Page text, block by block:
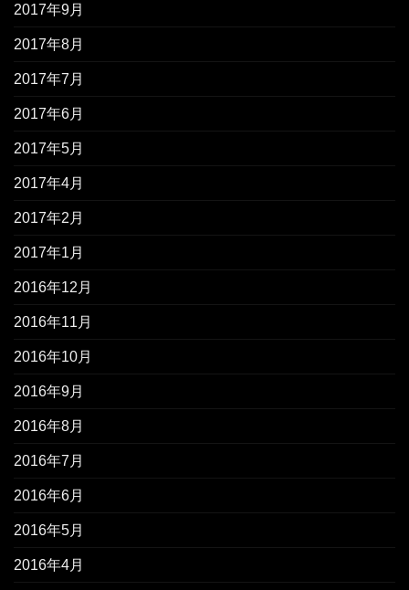
2017年9月
2017年8月
2017年7月
2017年6月
2017年5月
2017年4月
2017年2月
2017年1月
2016年12月
2016年11月
2016年10月
2016年9月
2016年8月
2016年7月
2016年6月
2016年5月
2016年4月